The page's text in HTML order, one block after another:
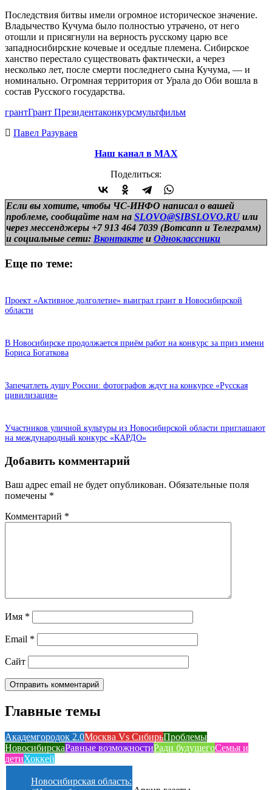
Последствия битвы имели огромное историческое значение.
Владычество Кучума было полностью утрачено, от него
отошли и присягнули на верность русскому царю все
западносибирские кочевые и оседлые племена. Сибирское
ханство перестало существовать фактически, а через
несколько лет, после смерти последнего сына Кучума, — и
номинально. Огромная территория от Урала до Оби вошла в
состав Русского государства.
грантГрант Президентаконкурсмультфильм
Павел Разуваев
Наш канал в МАХ
Поделиться:
Если вы хотите, чтобы ЧС-ИНФО написал о вашей
проблеме, сообщайте нам на SLOVO@SIBSLOVO.RU или
через мессенджеры +7 913 464 7039 (Вотсапп и Телеграмм)
и социальные сети: Вконтакте и Одноклассники
Еще по теме:
Проект «Активное долголетие» выиграл грант в Новосибирской
области
В Новосибирске продолжается приём работ на конкурс за приз имени
Бориса Богаткова
Запечатлеть душу России: фотографов ждут на конкурсе «Русская
цивилизация»
Участников уличной культуры из Новосибирской области приглашают
на международный конкурс «КАРДО»
Добавить комментарий
Ваш адрес email не будет опубликован. Обязательные поля
помечены *
Комментарий *
Имя *
Email *
Сайт
Главные темы
Академгородок 2.0Москва Vs СибирьПроблемы
НовосибирскаРавные возможностиРади будущегоСемья и
детиХоккей
Новосибирская область: